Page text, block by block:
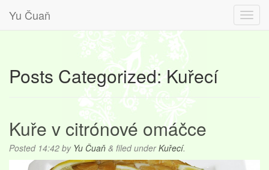
Yu Čuaň
Posts Categorized:Kuřecí
Kuře v citrónové omáčce
Posted 14:42 by Yu Čuaň & filed underKuřecí.